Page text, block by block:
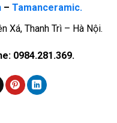
– Tamanceramic.
Xá, Thanh Trì – Hà Nội.
0984.281.369.